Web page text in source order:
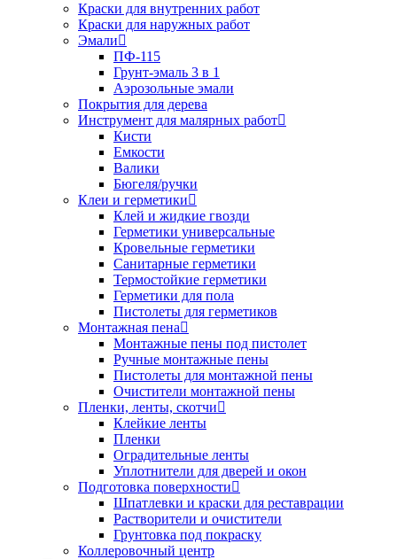
Краски для внутренних работ
Краски для наружных работ
Эмали
ПФ-115
Грунт-эмаль 3 в 1
Аэрозольные эмали
Покрытия для дерева
Инструмент для малярных работ
Кисти
Емкости
Валики
Бюгеля/ручки
Клеи и герметики
Клей и жидкие гвозди
Герметики универсальные
Кровельные герметики
Санитарные герметики
Термостойкие герметики
Герметики для пола
Пистолеты для герметиков
Монтажная пена
Монтажные пены под пистолет
Ручные монтажные пены
Пистолеты для монтажной пены
Очистители монтажной пены
Пленки, ленты, скотчи
Клейкие ленты
Пленки
Оградительные ленты
Уплотнители для дверей и окон
Подготовка поверхности
Шпатлевки и краски для реставрации
Растворители и очистители
Грунтовка под покраску
Коллеровочный центр